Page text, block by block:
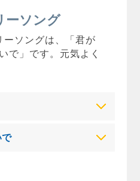
ーソング
ソングは、「君が
で」です。元気よく